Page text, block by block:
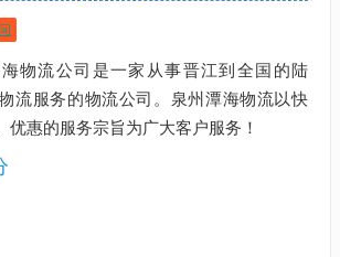
物流公司是一家从事晋江到全国的陆
流服务的物流公司。泉州潭海物流以快
优惠的服务宗旨为广大客户服务！